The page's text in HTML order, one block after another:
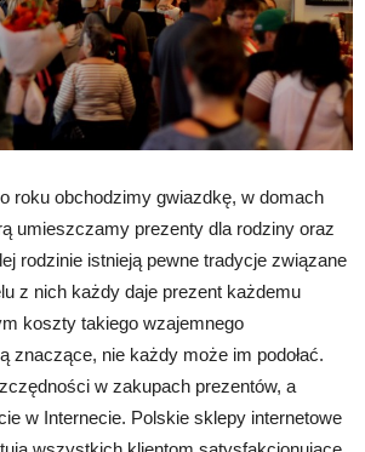
roku obchodzimy gwiazdkę, w domach
umieszczamy prezenty dla rodziny oraz
rodzinie istnieją pewne tradycje związane
z nich każdy daje prezent każdemu
koszty takiego wzajemnego
znaczące, nie każdy może im podołać.
w zakupach prezentów, a
w Internecie. Polskie sklepy internetowe